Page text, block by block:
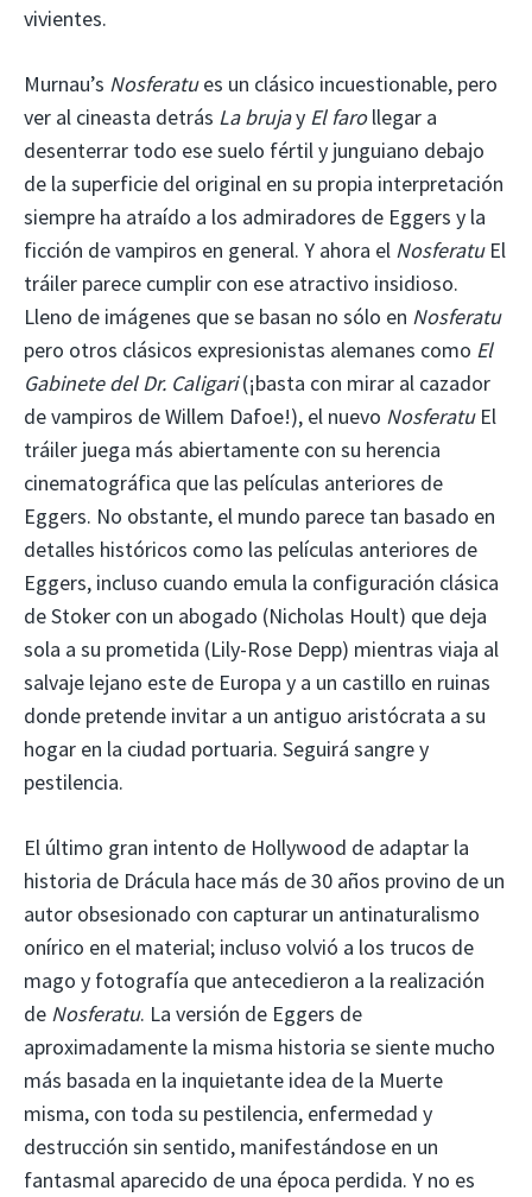
vivientes.
Murnau’s Nosferatues un clásico incuestionable, pero
ver al cineasta detrás La brujay El farollegar a
desenterrar todo ese suelo fértil y junguiano debajo
de la superficie del original en su propia interpretación
siempre ha atraído a los admiradores de Eggers y la
ficción de vampiros en general. Y ahora el Nosferatu El
tráiler parece cumplir con ese atractivo insidioso.
Lleno de imágenes que se basan no sólo en Nosferatu
pero otros clásicos expresionistas alemanes como El
Gabinete del Dr. Caligari(¡basta con mirar al cazador
de vampiros de Willem Dafoe!), el nuevo Nosferatu El
tráiler juega más abiertamente con su herencia
cinematográfica que las películas anteriores de
Eggers. No obstante, el mundo parece tan basado en
detalles históricos como las películas anteriores de
Eggers, incluso cuando emula la configuración clásica
de Stoker con un abogado (Nicholas Hoult) que deja
sola a su prometida (Lily-Rose Depp) mientras viaja al
salvaje lejano este de Europa y a un castillo en ruinas
donde pretende invitar a un antiguo aristócrata a su
hogar en la ciudad portuaria. Seguirá sangre y
pestilencia.
El último gran intento de Hollywood de adaptar la
historia de Drácula hace más de 30 años provino de un
autor obsesionado con capturar un antinaturalismo
onírico en el material; incluso volvió a los trucos de
mago y fotografía que antecedieron a la realización
de Nosferatu. La versión de Eggers de
aproximadamente la misma historia se siente mucho
más basada en la inquietante idea de la Muerte
misma, con toda su pestilencia, enfermedad y
destrucción sin sentido, manifestándose en un
fantasmal aparecido de una época perdida. Y no es